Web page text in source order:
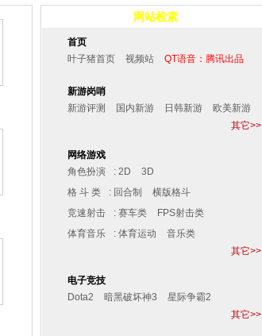
网站检索
首页
叶子猪首页
视频站 QT语音：腾讯出品
新游岗哨
新游评测
国内新游 日韩新游
欧美新游
其它>>
网络游戏
角色扮演
: 2D
3D
格 斗 类
: 回合制
横版格斗
竞速射击
: 赛车类
FPS射击类
体育音乐
: 体育运动
音乐类
其它>>
电子竞技
Dota2
暗黑破坏神3
星际争霸2
其它>>